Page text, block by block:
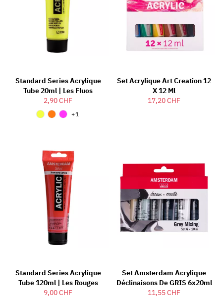
Standard Series Acrylique
Tube 20ml | Les Fluos
2,90 CHF
+1
Set Acrylique Art Creation 12
X 12 Ml
17,20 CHF
Standard Series Acrylique
Tube 120ml | Les Rouges
9,00 CHF
Set Amsterdam Acrylique
Déclinaisons De GRIS 6x20ml
11,55 CHF